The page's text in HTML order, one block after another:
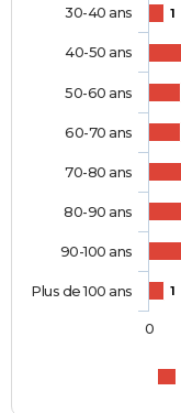
1
1
30-40 ans
40-50 ans
50-60 ans
60-70 ans
70-80 ans
80-90 ans
90-100 ans
Plus de 100 ans
0